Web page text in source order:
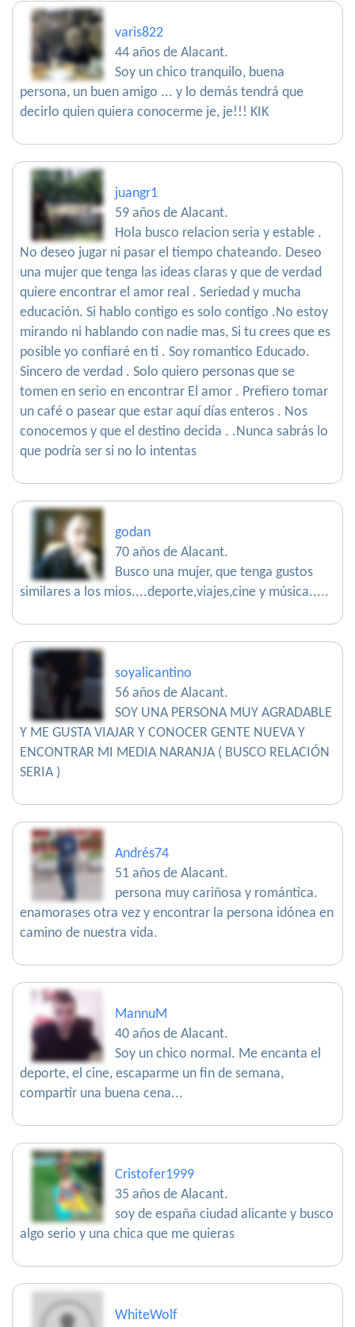
varis822
44 años de Alacant.
Soy un chico tranquilo, buena
persona, un buen amigo ... y lo demás tendrá que
decirlo quien quiera conocerme je, je!!! KIK
juangr1
59 años de Alacant.
Hola busco relacion seria y estable .
No deseo jugar ni pasar el tiempo chateando. Deseo
una mujer que tenga las ideas claras y que de verdad
quiere encontrar el amor real . Seriedad y mucha
educación. Si hablo contigo es solo contigo .No estoy
mirando ni hablando con nadie mas, Si tu crees que es
posible yo confiaré en ti . Soy romantico Educado.
Sincero de verdad . Solo quiero personas que se
tomen en serio en encontrar El amor . Prefiero tomar
un café o pasear que estar aquí días enteros . Nos
conocemos y que el destino decida . .Nunca sabrás lo
que podría ser si no lo intentas
godan
70 años de Alacant.
Busco una mujer, que tenga gustos
similares a los mios....deporte,viajes,cine y música.....
soyalicantino
56 años de Alacant.
SOY UNA PERSONA MUY AGRADABLE
Y ME GUSTA VIAJAR Y CONOCER GENTE NUEVA Y
ENCONTRAR MI MEDIA NARANJA ( BUSCO RELACIÓN
SERIA )
Andrés74
51 años de Alacant.
persona muy cariñosa y romántica.
enamorases otra vez y encontrar la persona idónea en
camino de nuestra vida.
MannuM
40 años de Alacant.
Soy un chico normal. Me encanta el
deporte, el cine, escaparme un fin de semana,
compartir una buena cena...
Cristofer1999
35 años de Alacant.
soy de españa ciudad alicante y busco
algo serio y una chica que me quieras
WhiteWolf